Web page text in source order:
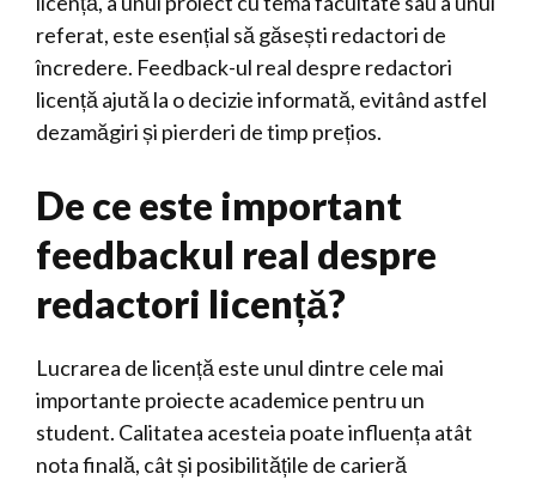
referat, este esențial să găsești redactori de
încredere. Feedback-ul real despre redactori
licență ajută la o decizie informată, evitând astfel
dezamăgiri și pierderi de timp prețios.
De ce este important
feedbackul real despre
redactori licență?
Lucrarea de licență este unul dintre cele mai
importante proiecte academice pentru un
student. Calitatea acesteia poate influența atât
nota finală, cât și posibilitățile de carieră